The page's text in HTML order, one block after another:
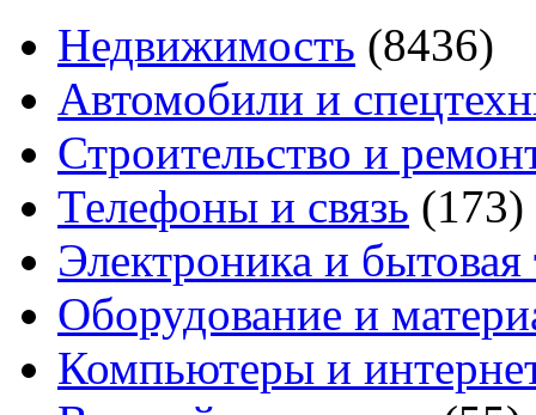
Недвижимость (8436)
Автомобили и
Строительство и
Телефоны и связь (173)
Электроника и бытовая
Оборудование и
Компьютеры и